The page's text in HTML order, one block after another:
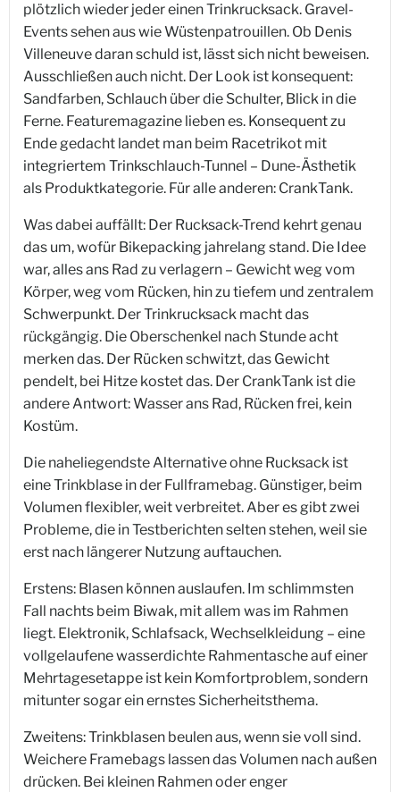
plötzlich wieder jeder einen Trinkrucksack. Gravel-
Events sehen aus wie Wüstenpatrouillen. Ob Denis
Villeneuve daran schuld ist, lässt sich nicht beweisen.
Ausschließen auch nicht. Der Look ist konsequent:
Sandfarben, Schlauch über die Schulter, Blick in die
Ferne. Featuremagazine lieben es. Konsequent zu
Ende gedacht landet man beim Racetrikot mit
integriertem Trinkschlauch-Tunnel – Dune-Ästhetik
als Produktkategorie. Für alle anderen: CrankTank.
Was dabei auffällt: Der Rucksack-Trend kehrt genau
das um, wofür Bikepacking jahrelang stand. Die Idee
war, alles ans Rad zu verlagern – Gewicht weg vom
Körper, weg vom Rücken, hin zu tiefem und zentralem
Schwerpunkt. Der Trinkrucksack macht das
rückgängig. Die Oberschenkel nach Stunde acht
merken das. Der Rücken schwitzt, das Gewicht
pendelt, bei Hitze kostet das. Der CrankTank ist die
andere Antwort: Wasser ans Rad, Rücken frei, kein
Kostüm.
Die naheliegendste Alternative ohne Rucksack ist
eine Trinkblase in der Fullframebag. Günstiger, beim
Volumen flexibler, weit verbreitet. Aber es gibt zwei
Probleme, die in Testberichten selten stehen, weil sie
erst nach längerer Nutzung auftauchen.
Erstens: Blasen können auslaufen. Im schlimmsten
Fall nachts beim Biwak, mit allem was im Rahmen
liegt. Elektronik, Schlafsack, Wechselkleidung – eine
vollgelaufene wasserdichte Rahmentasche auf einer
Mehrtagesetappe ist kein Komfortproblem, sondern
mitunter sogar ein ernstes Sicherheitsthema.
Zweitens: Trinkblasen beulen aus, wenn sie voll sind.
Weichere Framebags lassen das Volumen nach außen
drücken. Bei kleinen Rahmen oder enger